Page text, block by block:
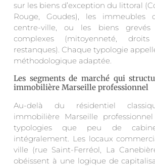
sur les biens d’exception du littoral
Rouge, Goudes), les
centre-ville, ou les biens grevés
complexes (mitoyenneté,
restanques). Chaque typologie
méthodologique adaptée.
Les segments de marché qui
immobilière Marseille professionnel
Au-delà du résidentiel
immobilière Marseille
typologies que peu de
intégralement. Les locaux
ville (rue Saint-Ferréol, La
obéissent à une logique de